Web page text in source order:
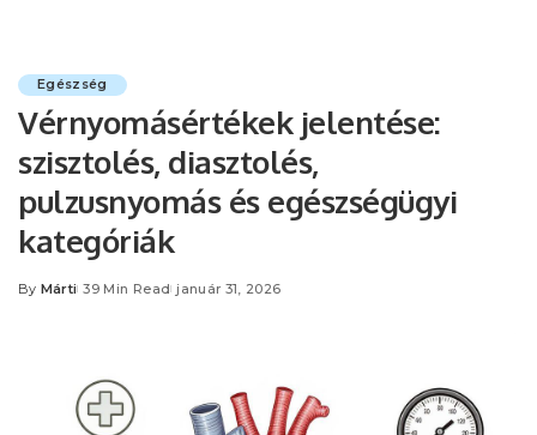
Egészség
Vérnyomásértékek jelentése:
szisztolés, diasztolés,
pulzusnyomás és egészségügyi
kategóriák
Posted
By Márti 39 Min Read január 31, 2026